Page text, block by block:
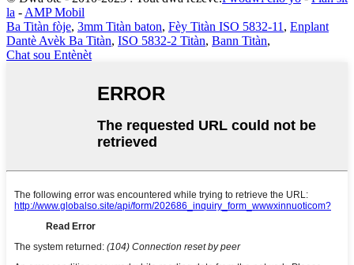
la - AMP Mobil
Ba Titàn fòje, 3mm Titàn baton, Fèy Titàn ISO 5832-11 , Enplant
Dantè Avèk Ba Titàn, ISO 5832-2 Titàn, Bann Titàn,
Chat sou Entènèt